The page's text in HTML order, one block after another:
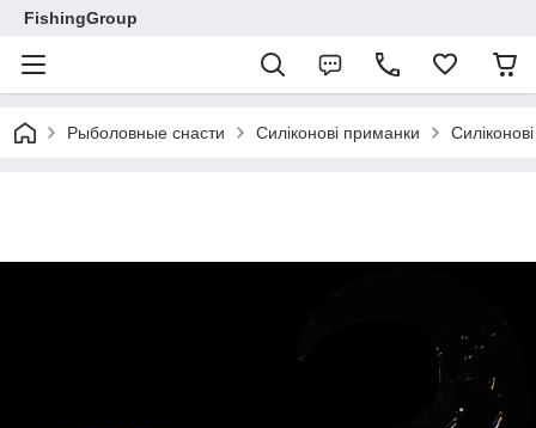
FishingGroup
Рыболовные снасти Силіконові приманки